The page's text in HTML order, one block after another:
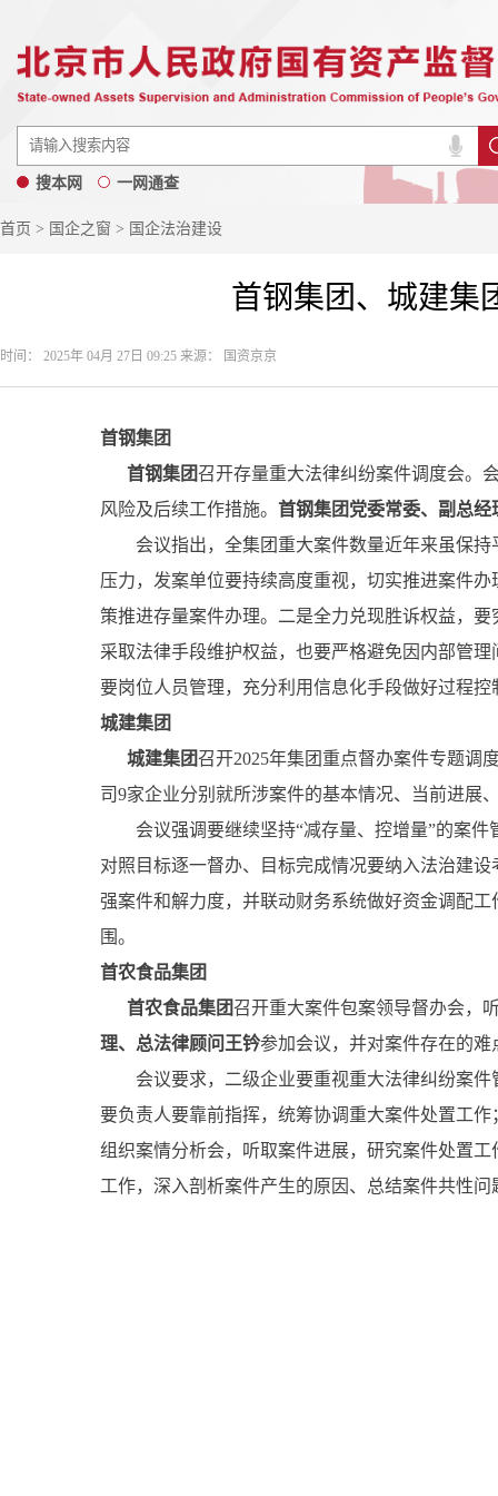
搜本网 一网通查
首页 > 国企之窗 > 国企法治建设
首钢集团、城建集
时间： 2025年 04月 27日 09:25 来源： 国资京京
首钢集团
首钢集团召开存量重大法律纠纷案件调度会。
风险及后续工作措施。 首钢集团党委常委、副总
会议指出，全集团重大案件数量近年来虽保持
压力，发案单位要持续高度重视，切实推进案件
策推进存量案件办理。二是全力兑现胜诉权益，
采取法律手段维护权益，也要严格避免因内部管
要岗位人员管理，充分利用信息化手段做好过程控
城建集团
城建集团召开2025年集团重点督办案件专题调
司9家企业分别就所涉案件的基本情况、当前进展
会议强调要继续坚持“减存量、控增量”的案件
对照目标逐一督办、目标完成情况要纳入法治建
强案件和解力度，并联动财务系统做好资金调配
围。
首农食品集团
首农食品集团召开重大案件包案领导督办会，
理、总法律顾问王钤参加会议，并对案件存在的
会议要求，二级企业要重视重大法律纠纷案件
要负责人要靠前指挥，统筹协调重大案件处置工
组织案情分析会，听取案件进展，研究案件处置
工作，深入剖析案件产生的原因、总结案件共性